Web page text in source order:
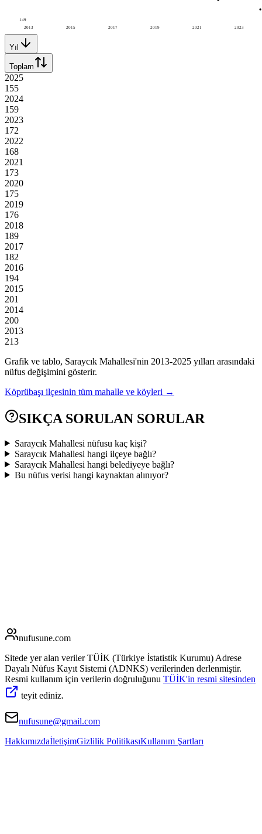
2013 2015 2017 2019 2021 2023
149
Yıl
Toplam
2025
155
2024
159
2023
172
2022
168
2021
173
2020
175
2019
176
2018
189
2017
182
2016
194
2015
201
2014
200
2013
213
Grafik ve tablo, Saraycık Mahallesi'nin 2013-2025 yılları arasındaki
nüfus değişimini gösterir.
Köprübaşı ilçesinin tüm mahalle ve köyleri →
SIKÇA SORULAN SORULAR
Saraycık Mahallesi nüfusu kaç kişi?
Saraycık Mahallesi hangi ilçeye bağlı?
Saraycık Mahallesi hangi belediyeye bağlı?
Bu nüfus verisi hangi kaynaktan alınıyor?
nufusune.com
Sitede yer alan veriler TÜİK (Türkiye İstatistik Kurumu) Adrese
Dayalı Nüfus Kayıt Sistemi (ADNKS) verilerinden derlenmiştir.
Resmi kullanım için verilerin doğruluğunu TÜİK'in resmi sitesinden
teyit ediniz.
nufusune@gmail.com
HakkımızdaİletişimGizlilik PolitikasıKullanım Şartları